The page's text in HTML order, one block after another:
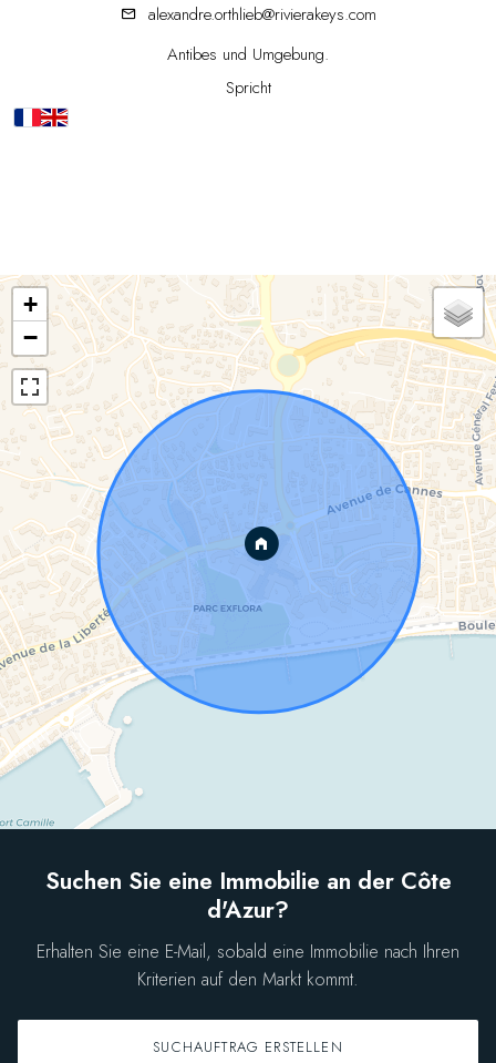
alexandre.orthlieb@rivierakeys.com
Antibes und Umgebung.
Spricht
+
−
Suchen Sie eine Immobilie an der Côte
d'Azur?
Erhalten Sie eine E-Mail, sobald eine Immobilie nach Ihren
Kriterien auf den Markt kommt.
SUCHAUFTRAG ERSTELLEN